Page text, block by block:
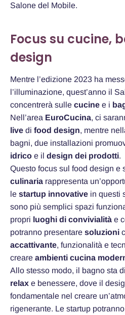
Salone del Mobile.
Focus su cucine,
design
Mentre l’edizione 2023 ha
l’illuminazione, quest’anno il
concentrerà sulle cucine e i
Nell’area EuroCucina, ci
live di food design, mentre
bagni, due installazioni
idrico e il design dei prodotti.
Questo focus sul food design e
culinaria rappresenta
le startup innovative in questi
sono più semplici spazi
propri luoghi di convivialità e
potranno presentare soluzioni
accattivante, funzionalità e
creare ambienti cucina
Allo stesso modo, il bagno sta
relax e benessere, dove il
fondamentale nel creare
rigenerante. Le startup